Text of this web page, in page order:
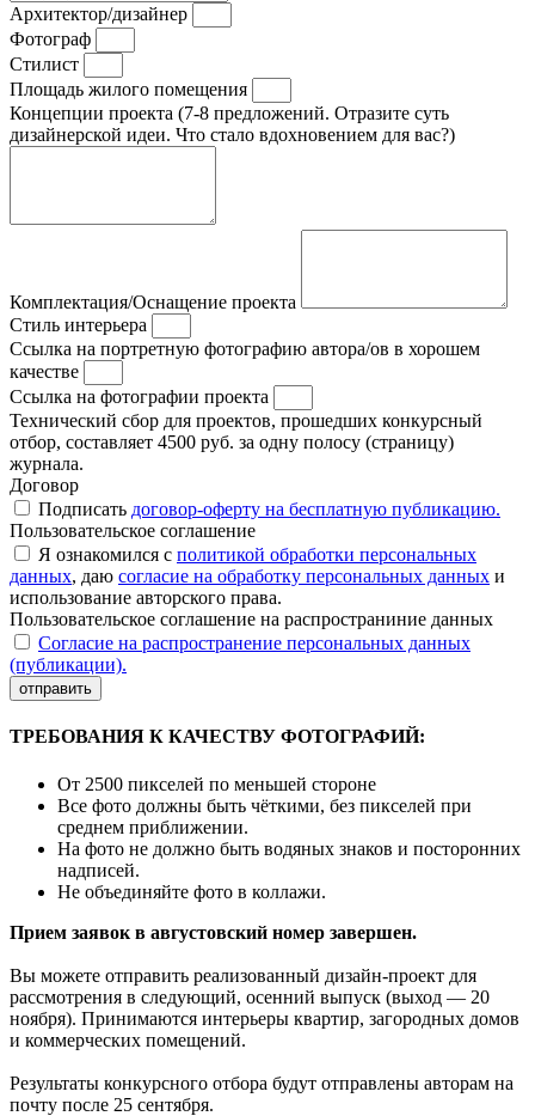
Архитектор/дизайнер
Фотограф
Стилист
Площадь жилого помещения
Концепции проекта (7-8 предложений. Отразите суть
дизайнерской идеи. Что стало вдохновением для вас?)
Комплектация/Оснащение проекта
Стиль интерьера
Ссылка на портретную фотографию автора/ов в хорошем
качестве
Ссылка на фотографии проекта
Технический сбор для проектов, прошедших конкурсный
отбор, составляет 4500 руб. за одну полосу (страницу)
журнала.
Договор
Подписать договор-оферту на бесплатную публикацию.
Пользовательское соглашение
Я ознакомился с политикой обработки персональных
данных, даю согласие на обработку персональных данных и
использование авторского права.
Пользовательское соглашение на распространиние данных
Согласие на распространение персональных данных
(публикации).
отправить
ТРЕБОВАНИЯ К КАЧЕСТВУ ФОТОГРАФИЙ:
От 2500 пикселей по меньшей стороне
Все фото должны быть чёткими, без пикселей при
среднем приближении.
На фото не должно быть водяных знаков и посторонних
надписей.
Не объединяйте фото в коллажи.
Прием заявок в августовский номер завершен.
Вы можете отправить реализованный дизайн-проект для
рассмотрения в следующий, осенний выпуск (выход — 20
ноября). Принимаются интерьеры квартир, загородных домов
и коммерческих помещений.
Результаты конкурсного отбора будут отправлены авторам на
почту после 25 сентября.